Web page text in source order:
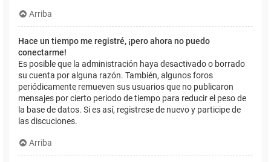
Arriba
Hace un tiempo me registré, ¡pero ahora no puedo
conectarme!
Es posible que la administración haya desactivado o borrado
su cuenta por alguna razón. También, algunos foros
periódicamente remueven sus usuarios que no publicaron
mensajes por cierto periodo de tiempo para reducir el peso de
la base de datos. Si es así, registrese de nuevo y participe de
las discuciones.
Arriba